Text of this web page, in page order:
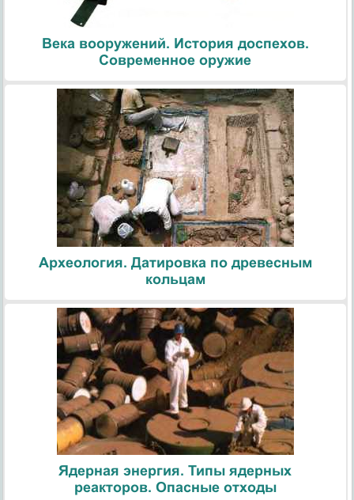
Века вооружений. История доспехов.
Современное оружие
Археология. Датировка по древесным
кольцам
Ядерная энергия. Типы ядерных
реакторов. Опасные отходы